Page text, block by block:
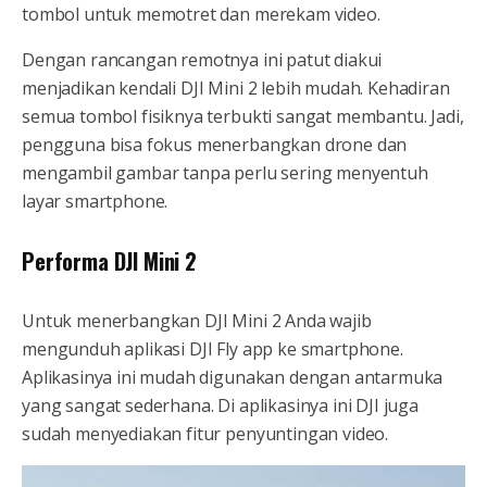
tombol untuk memotret dan merekam video.
Dengan rancangan remotnya ini patut diakui
menjadikan kendali DJI Mini 2 lebih mudah. Kehadiran
semua tombol fisiknya terbukti sangat membantu. Jadi,
pengguna bisa fokus menerbangkan drone dan
mengambil gambar tanpa perlu sering menyentuh
layar smartphone.
Performa DJI Mini 2
Untuk menerbangkan DJI Mini 2 Anda wajib
mengunduh aplikasi DJI Fly app ke smartphone.
Aplikasinya ini mudah digunakan dengan antarmuka
yang sangat sederhana. Di aplikasinya ini DJI juga
sudah menyediakan fitur penyuntingan video.